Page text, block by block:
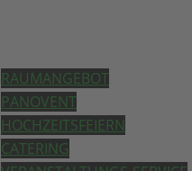
RAUMANGEBOT
PANOVENT
HOCHZEITSFEIERN
CATERING